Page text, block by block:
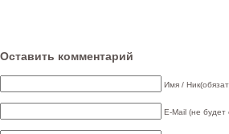
Оставить комментарий
Имя /
E-Mail (не будет